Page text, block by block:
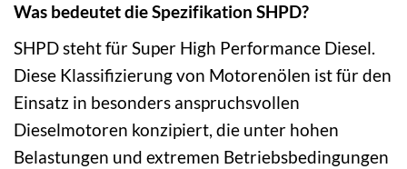
Was bedeutet die Spezifikation SHPD?
SHPD steht für Super High Performance Diesel.
Diese Klassifizierung von Motorenölen ist für den
Einsatz in besonders anspruchsvollen
Dieselmotoren konzipiert, die unter hohen
Belastungen und extremen Betriebsbedingungen